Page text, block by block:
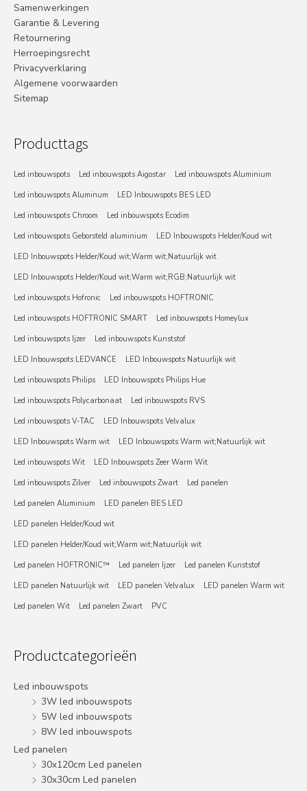
Samenwerkingen
Garantie & Levering
Retournering
Herroepingsrecht
Privacyverklaring
Algemene voorwaarden
Sitemap
Producttags
Led inbouwspots Led inbouwspots Aigostar
Led inbouwspots Aluminium
Led inbouwspots Aluminum
LED Inbouwspots BES LED
Led inbouwspots Chroom
Led inbouwspots Ecodim
Led inbouwspots Geborsteld aluminium
LED Inbouwspots Helder/Koud wit
LED Inbouwspots Helder/Koud wit;Warm wit;Natuurlijk wit
LED Inbouwspots Helder/Koud wit;Warm wit;RGB;Natuurlijk wit
Led inbouwspots Hofronic
Led inbouwspots HOFTRONIC
Led inbouwspots HOFTRONIC SMART
Led inbouwspots Homeylux
Led inbouwspots Ijzer
Led inbouwspots Kunststof
LED Inbouwspots LEDVANCE
LED Inbouwspots Natuurlijk wit
Led inbouwspots Philips
LED Inbouwspots Philips Hue
Led inbouwspots Polycarbonaat
Led inbouwspots RVS
Led inbouwspots V-TAC
LED Inbouwspots Velvalux
LED Inbouwspots Warm wit
LED Inbouwspots Warm wit;Natuurlijk wit
Led inbouwspots Wit
LED Inbouwspots Zeer Warm Wit
Led inbouwspots Zilver
Led inbouwspots Zwart
Led panelen
Led panelen Aluminium
LED panelen BES LED
LED panelen Helder/Koud wit
LED panelen Helder/Koud wit;Warm wit;Natuurlijk wit
Led panelen HOFTRONIC™
Led panelen Ijzer
Led panelen Kunststof
LED panelen Natuurlijk wit
LED panelen Velvalux
LED panelen Warm wit
Led panelen Wit
Led panelen Zwart PVC
Productcategorieën
Led inbouwspots
3W led inbouwspots
5W led inbouwspots
8W led inbouwspots
Led panelen
30x120cm Led panelen
30x30cm Led panelen